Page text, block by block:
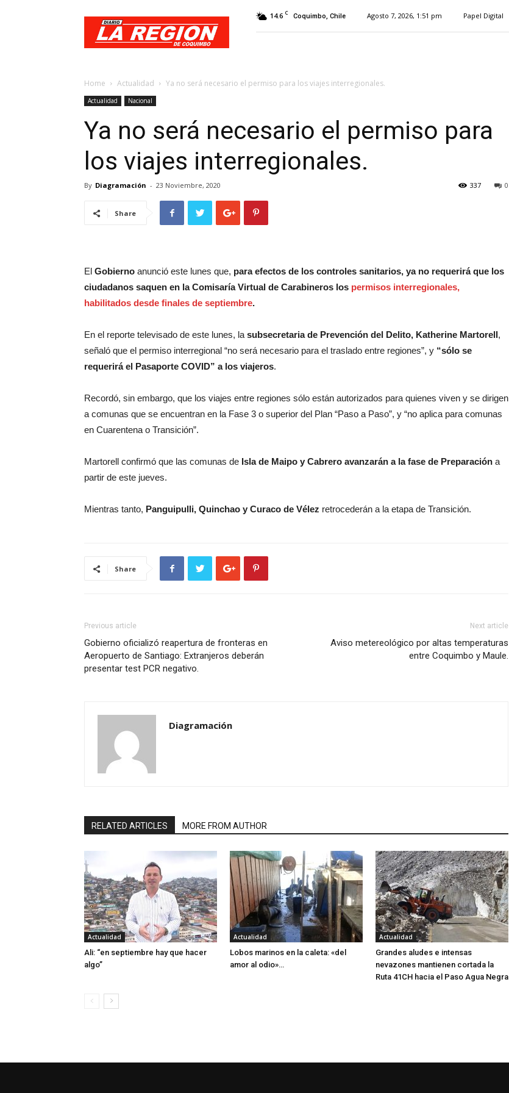
Diario
Región
14.6 C Coquimbo, Chile Agosto 7, 2026, 1:51 pm Papel Digital
Home Actualidad Ya no será necesario el permiso para los viajes interregionales.
Actualidad Nacional
Ya no será necesario el permiso para
los viajes interregionales.
By Diagramación - 23 Noviembre, 2020 0
337
Share
El Gobierno anunció este lunes que, para efectos de los controles sanitarios, ya no requerirá que los
ciudadanos saquen en la Comisaría Virtual de Carabineros los permisos interregionales,
habilitados desde finales de septiembre.
En el reporte televisado de este lunes, la subsecretaria de Prevención del Delito, Katherine Martorell,
señaló que el permiso interregional “no será necesario para el traslado entre regiones”, y “sólo se
requerirá el Pasaporte COVID” a los viajeros.
Recordó, sin embargo, que los viajes entre regiones sólo están autorizados para quienes viven y se dirigen
a comunas que se encuentran en la Fase 3 o superior del Plan “Paso a Paso”, y “no aplica para comunas
en Cuarentena o Transición”.
Martorell confirmó que las comunas de Isla de Maipo y Cabrero avanzarán a la fase de Preparación a
partir de este jueves.
Mientras tanto, Panguipulli, Quinchao y Curaco de Vélez retrocederán a la etapa de Transición.
Share
Previous article
Gobierno oficializó reapertura de fronteras en
Aeropuerto de Santiago: Extranjeros deberán
presentar test PCR negativo.
Next article
Aviso metereológico por altas temperaturas
entre Coquimbo y Maule.
Diagramación
RELATED ARTICLES MORE FROM AUTHOR
Actualidad
Ali: “en septiembre hay que hacer
algo”
Actualidad
Lobos marinos en la caleta: «del
amor al odio»…
Actualidad
Grandes aludes e intensas
nevazones mantienen cortada la
Ruta 41CH hacia el Paso Agua Negra